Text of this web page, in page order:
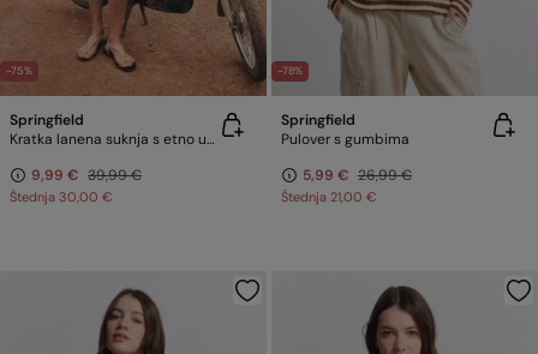
-75%
Springfield
Kratka lanena suknja s etno uzorkom
9,99 € 39,99 €
Štednja 30,00 €
-78%
Springfield
Pulover s gumbima
5,99 € 26,99 €
Štednja 21,00 €